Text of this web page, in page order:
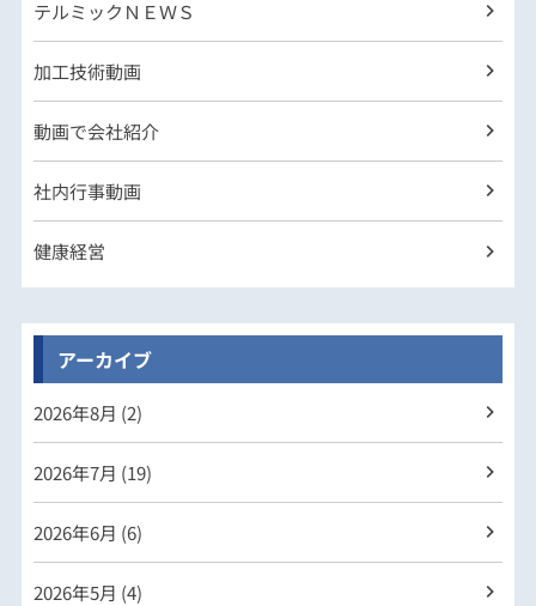
テルミックＮＥＷＳ
加工技術動画
動画で会社紹介
社内行事動画
健康経営
アーカイブ
2026年8月 (2)
2026年7月 (19)
2026年6月 (6)
2026年5月 (4)